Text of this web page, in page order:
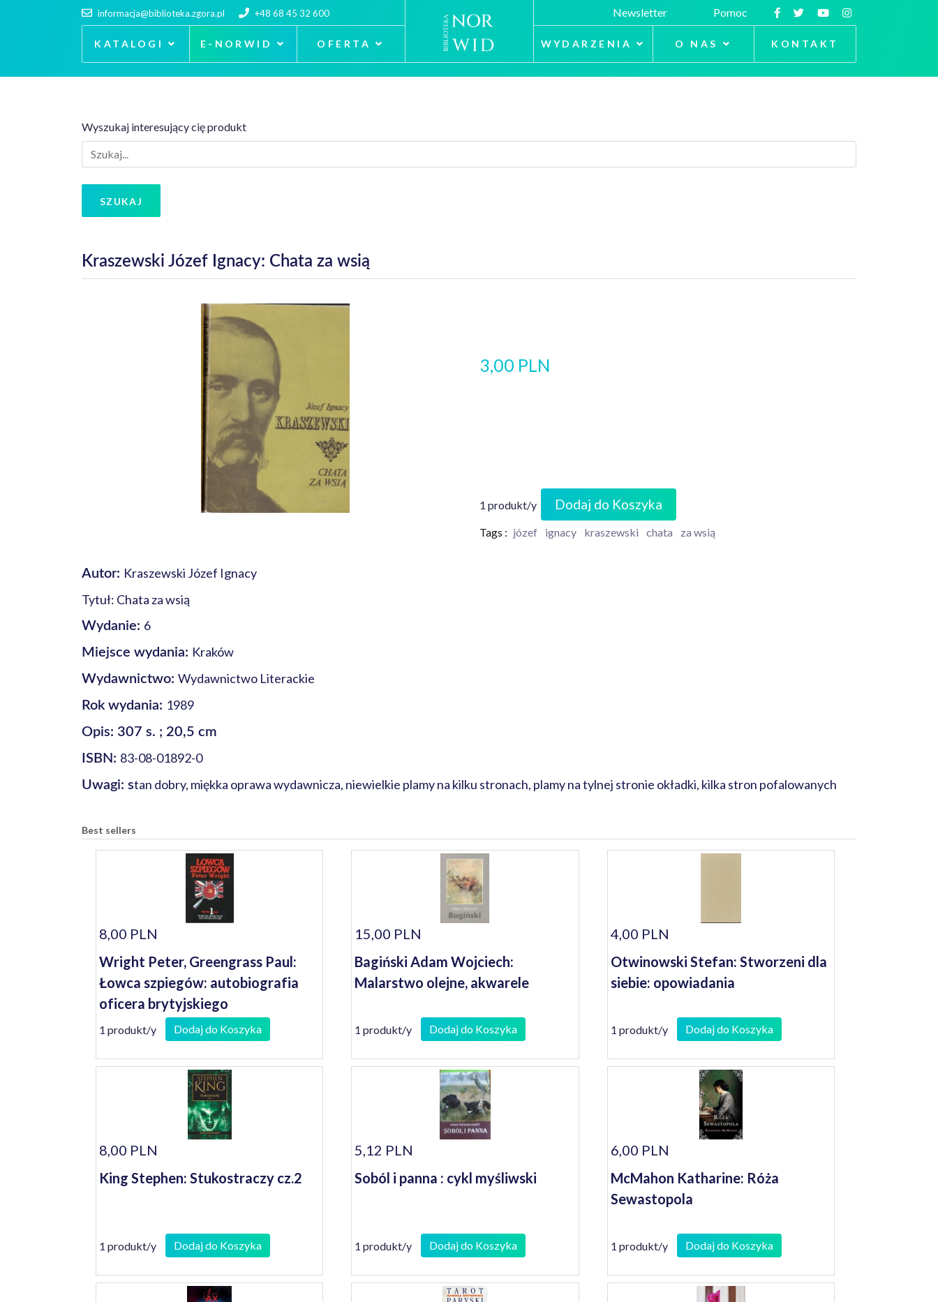
informacja@biblioteka.zgora.pl +48 68 45 32 600
KATALOGI E-NORWID OFERTA
Newsletter Pomoc
WYDARZENIA O NAS KONTAKT
Wyszukaj interesujący cię produkt
SZUKAJ
Kraszewski Józef Ignacy: Chata za wsią
3,00 PLN
1 produkt/y Dodaj do Koszyka
Tags : józef ignacy kraszewski chata za wsią
Autor: Kraszewski Józef Ignacy
Tytuł: Chata za wsią
Wydanie: 6
Miejsce wydania: Kraków
Wydawnictwo: Wydawnictwo Literackie
Rok wydania: 1989
Opis: 307 s. ; 20,5 cm
ISBN: 83-08-01892-0
Uwagi: stan dobry, miękka oprawa wydawnicza, niewielkie plamy na kilku stronach, plamy na tylnej stronie okładki, kilka stron pofalowanych
Best sellers
8,00 PLN
Wright Peter, Greengrass Paul:
Łowca szpiegów: autobiografia
oficera brytyjskiego
kontrwywiadu
1 produkt/y Dodaj do Koszyka
15,00 PLN
Bagiński Adam Wojciech:
Malarstwo olejne, akwarele
1 produkt/y Dodaj do Koszyka
4,00 PLN
Otwinowski Stefan: Stworzeni dla
siebie: opowiadania
1 produkt/y Dodaj do Koszyka
8,00 PLN
King Stephen: Stukostraczy cz.2
1 produkt/y Dodaj do Koszyka
5,12 PLN
Soból i panna : cykl myśliwski
1 produkt/y Dodaj do Koszyka
6,00 PLN
McMahon Katharine: Róża
Sewastopola
1 produkt/y Dodaj do Koszyka